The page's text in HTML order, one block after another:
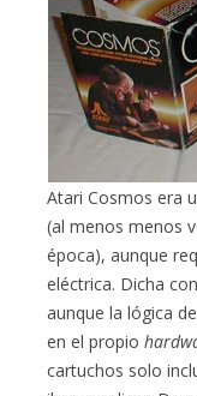
Atari Cosmos era
(al menos menos
época), aunque
eléctrica. Dicha
aunque la lógica
en el propio
cartuchos solo